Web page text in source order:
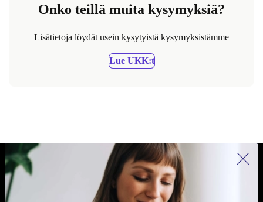
Onko teillä muita kysymyksiä?
Lisätietoja löydät usein kysytyistä kysymyksistämme
Lue UKK:t
REFURBED SUOMI - RETHINK NEW.
SEURAA MEITÄ